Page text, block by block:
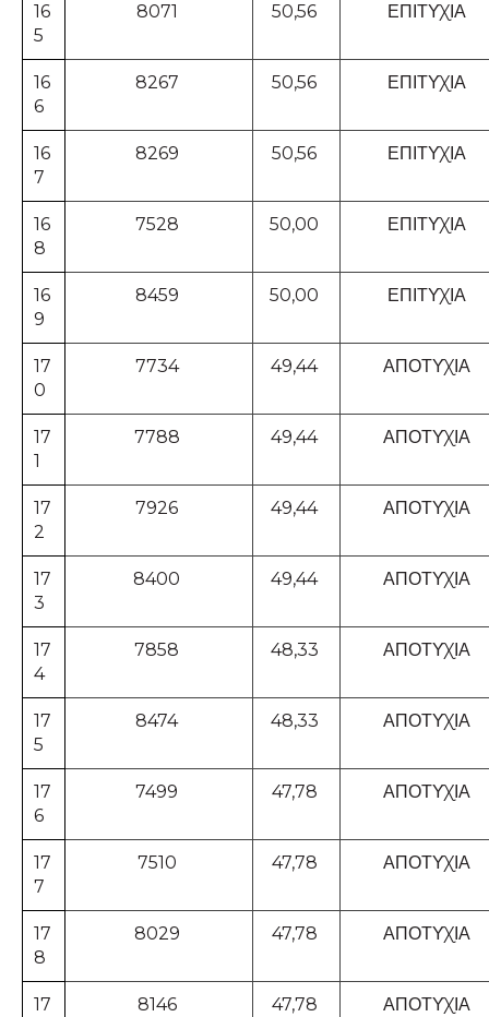
16
5
8071 50,56 ΕΠΙΤΥΧΙΑ
16
6
8267 50,56 ΕΠΙΤΥΧΙΑ
16
7
8269 50,56 ΕΠΙΤΥΧΙΑ
16
8
7528 50,00 ΕΠΙΤΥΧΙΑ
16
9
8459 50,00 ΕΠΙΤΥΧΙΑ
17
0
7734 49,44 ΑΠΟΤΥΧΙΑ
17
1
7788 49,44 ΑΠΟΤΥΧΙΑ
17
2
7926 49,44 ΑΠΟΤΥΧΙΑ
17
3
8400 49,44 ΑΠΟΤΥΧΙΑ
17
4
7858 48,33 ΑΠΟΤΥΧΙΑ
17
5
8474 48,33 ΑΠΟΤΥΧΙΑ
17
6
7499 47,78 ΑΠΟΤΥΧΙΑ
17
7
7510 47,78 ΑΠΟΤΥΧΙΑ
17
8
8029 47,78 ΑΠΟΤΥΧΙΑ
17
8146 47,78 ΑΠΟΤΥΧΙΑ